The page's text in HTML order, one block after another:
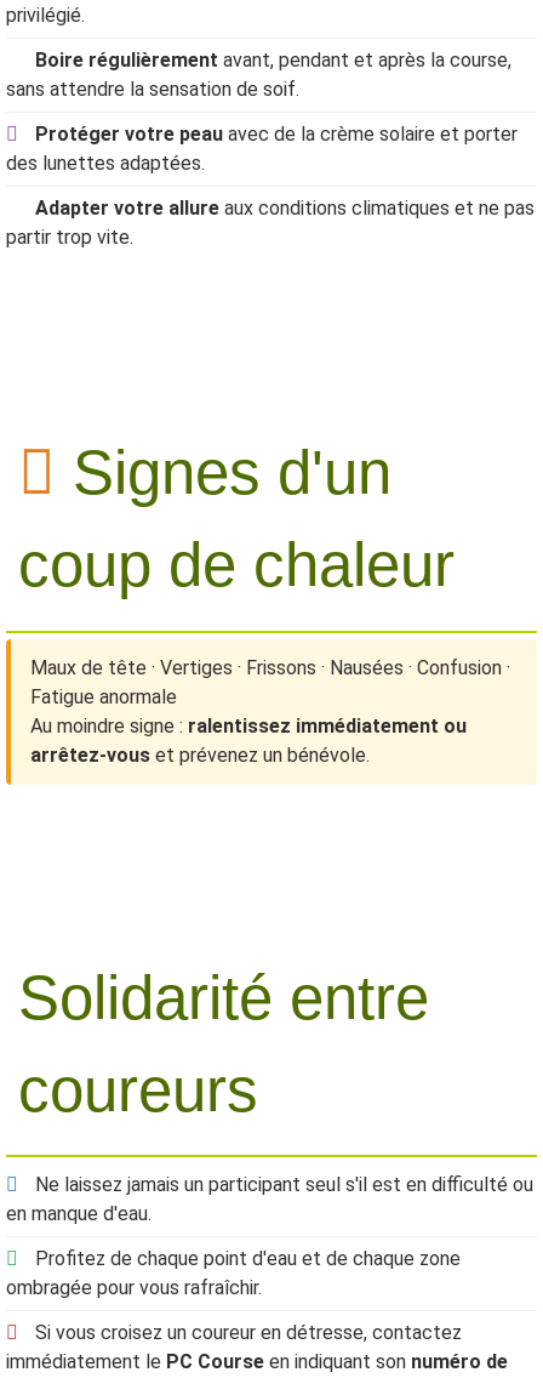
privilégié.
Boire régulièrement avant, pendant et après la course,
sans attendre la sensation de soif.
Protéger votre peau avec de la crème solaire et porter
des lunettes adaptées.
Adapter votre allure aux conditions climatiques et ne pas
partir trop vite.
Signes d'un
coup de chaleur
Maux de tête · Vertiges · Frissons · Nausées · Confusion ·
Fatigue anormale
Au moindre signe : ralentissez immédiatement ou
arrêtez-vous et prévenez un bénévole.
Solidarité entre
coureurs
Ne laissez jamais un participant seul s'il est en difficulté ou
en manque d'eau.
Profitez de chaque point d'eau et de chaque zone
ombragée pour vous rafraîchir.
Si vous croisez un coureur en détresse, contactez
immédiatement le PC Course en indiquant son numéro de